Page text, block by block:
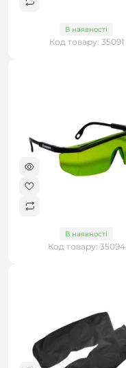
В наявності
Код товару: 35091
В наявності
Код товару: 35094